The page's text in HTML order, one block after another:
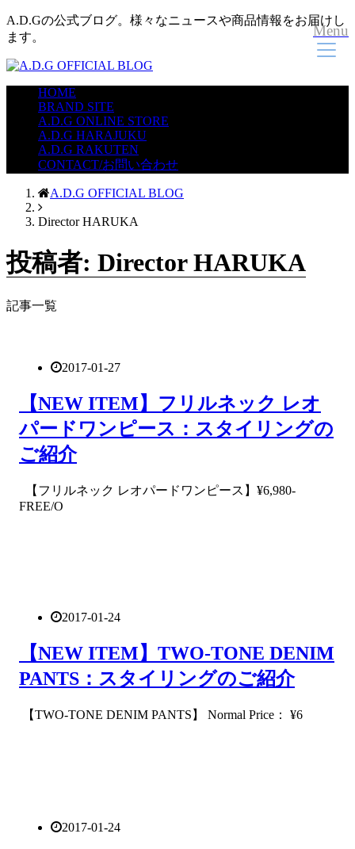
A.D.Gの公式ブログ。様々なニュースや商品情報をお届けし
ます。
Menu
HOME
BRAND SITE
A.D.G ONLINE STORE
A.D.G HARAJUKU
A.D.G RAKUTEN
CONTACT/お問い合わせ
A.D.G OFFICIAL BLOG
Director HARUKA
投稿者: Director HARUKA
記事一覧
2017-01-27
【NEW ITEM】フリルネック レオ
パードワンピース：スタイリングの
ご紹介
【フリルネック レオパードワンピース】¥6,980-
FREE/O
2017-01-24
【NEW ITEM】TWO-TONE DENIM
PANTS：スタイリングのご紹介
【TWO-TONE DENIM PANTS】 Normal Price： ¥6
2017-01-24